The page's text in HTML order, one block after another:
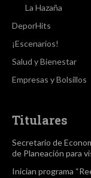
La Hazaña
DeporHits
¡Escenarios!
Salud y Bienestar
Empresas y Bolsillos
Titulares
Secretario de
de Planeación para
Inician programa